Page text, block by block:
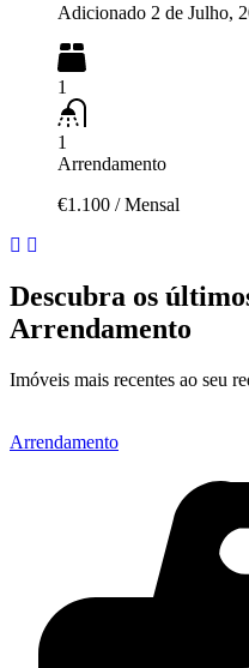
Adicionado 2 de Julho,
1
1
Arrendamento
€1.100 / Mensal
Descubra os
Arrendamento
Imóveis mais recentes ao seu
Arrendamento